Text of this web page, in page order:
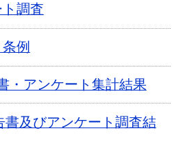
調査
例
・アンケート集計結果
及びアンケート調査結